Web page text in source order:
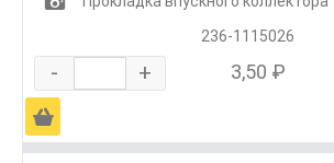
236-1115026
- + 3,50 ₽
Ä